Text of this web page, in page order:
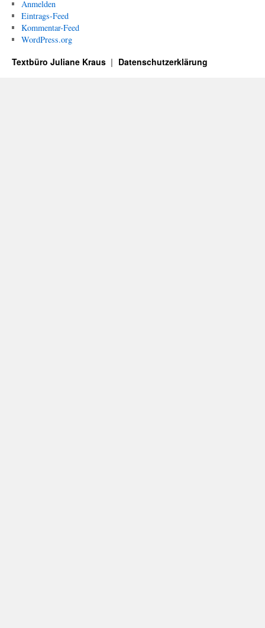
Anmelden
Eintrags-Feed
Kommentar-Feed
WordPress.org
Textbüro Juliane Kraus Datenschutzerklärung